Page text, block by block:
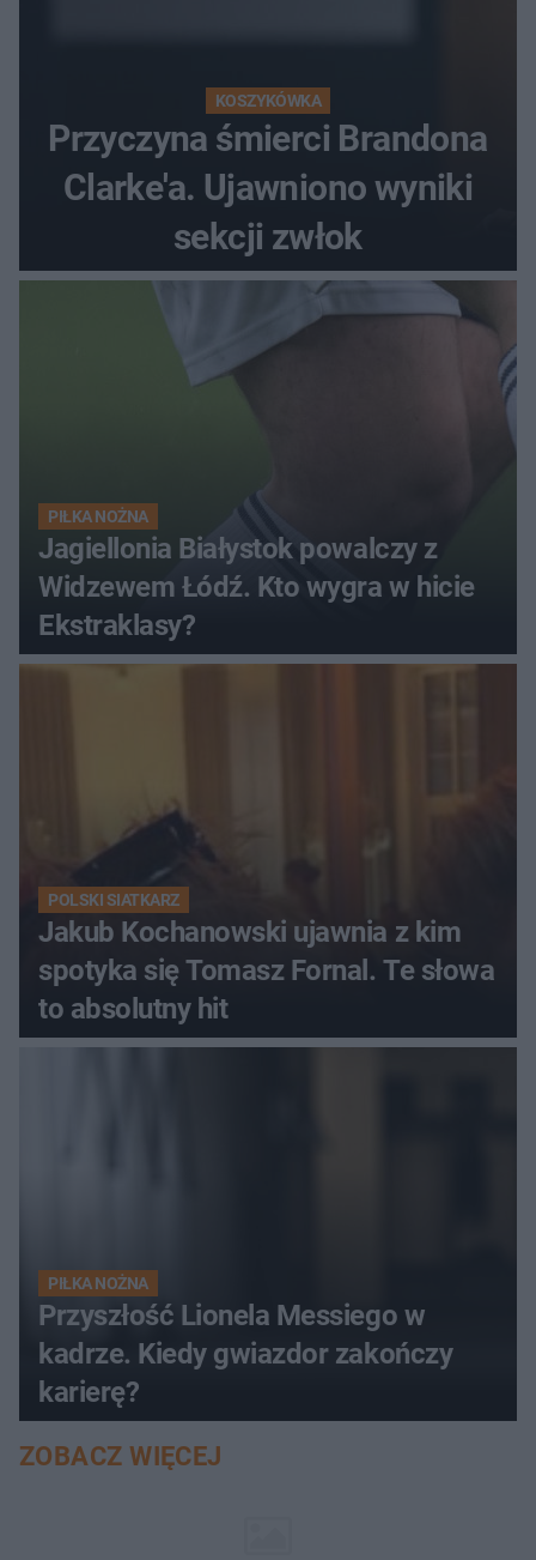
KOSZYKÓWKA
Przyczyna śmierci Brandona
Clarke'a. Ujawniono wyniki
sekcji zwłok
PIŁKA NOŻNA
Jagiellonia Białystok powalczy z
Widzewem Łódź. Kto wygra w hicie
Ekstraklasy?
POLSKI SIATKARZ
Jakub Kochanowski ujawnia z kim
spotyka się Tomasz Fornal. Te słowa
to absolutny hit
PIŁKA NOŻNA
Przyszłość Lionela Messiego w
kadrze. Kiedy gwiazdor zakończy
karierę?
ZOBACZ WIĘCEJ